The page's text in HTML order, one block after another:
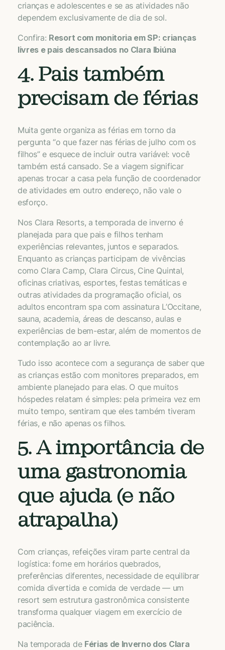
crianças e adolescentes e se as atividades não
dependem exclusivamente de dia de sol.
Confira: Resort com monitoria em SP: crianças
livres e pais descansados no Clara Ibiúna
4. Pais também
precisam de férias
Muita gente organiza as férias em torno da
pergunta “o que fazer nas férias de julho com os
filhos” e esquece de incluir outra variável: você
também está cansado. Se a viagem significar
apenas trocar a casa pela função de coordenador
de atividades em outro endereço, não vale o
esforço.
Nos Clara Resorts, a temporada de inverno é
planejada para que pais e filhos tenham
experiências relevantes, juntos e separados.
Enquanto as crianças participam de vivências
como Clara Camp, Clara Circus, Cine Quintal,
oficinas criativas, esportes, festas temáticas e
outras atividades da programação oficial, os
adultos encontram spa com assinatura L’Occitane,
sauna, academia, áreas de descanso, aulas e
experiências de bem-estar, além de momentos de
contemplação ao ar livre.
Tudo isso acontece com a segurança de saber que
as crianças estão com monitores preparados, em
ambiente planejado para elas. O que muitos
hóspedes relatam é simples: pela primeira vez em
muito tempo, sentiram que eles também tiveram
férias, e não apenas os filhos.
5. A importância de
uma gastronomia
que ajuda (e não
atrapalha)
Com crianças, refeições viram parte central da
logística: fome em horários quebrados,
preferências diferentes, necessidade de equilibrar
comida divertida e comida de verdade — um
resort sem estrutura gastronômica consistente
transforma qualquer viagem em exercício de
paciência.
Na temporada de Férias de Inverno dos Clara